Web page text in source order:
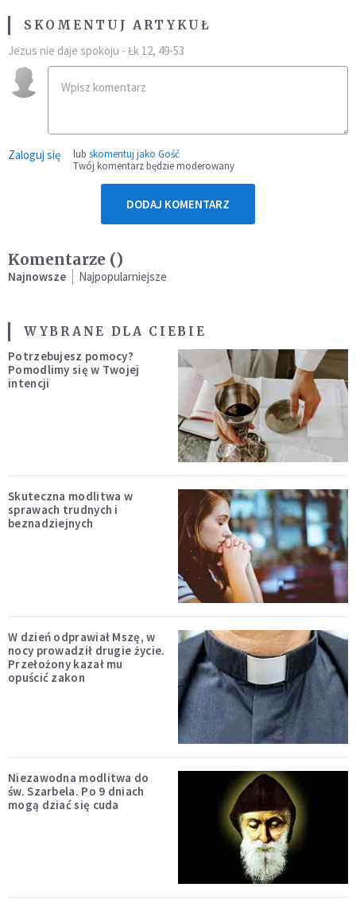
SKOMENTUJ ARTYKUŁ
Jezus nie daje spokoju - Łk 12, 49-53
Zaloguj się lub skomentuj jako Gość
Twój komentarz będzie moderowany
DODAJ KOMENTARZ
Komentarze ()
Najnowsze Najpopularniejsze
WYBRANE DLA CIEBIE
Potrzebujesz pomocy?
Pomodlimy się w Twojej
intencji
Skuteczna modlitwa w
sprawach trudnych i
beznadziejnych
W dzień odprawiał Mszę, w
nocy prowadził drugie życie.
Przełożony kazał mu
opuścić zakon
Niezawodna modlitwa do
św. Szarbela. Po 9 dniach
mogą dziać się cuda